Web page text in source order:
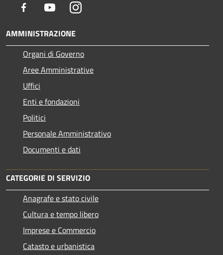
Facebook YoutubeInstagram
AMMINISTRAZIONE
Organi di Governo
Aree Amministrative
Uffici
Enti e fondazioni
Politici
Personale Amministrativo
Documenti e dati
CATEGORIE DI SERVIZIO
Anagrafe e stato civile
Cultura e tempo libero
Imprese e Commercio
Catasto e urbanistica